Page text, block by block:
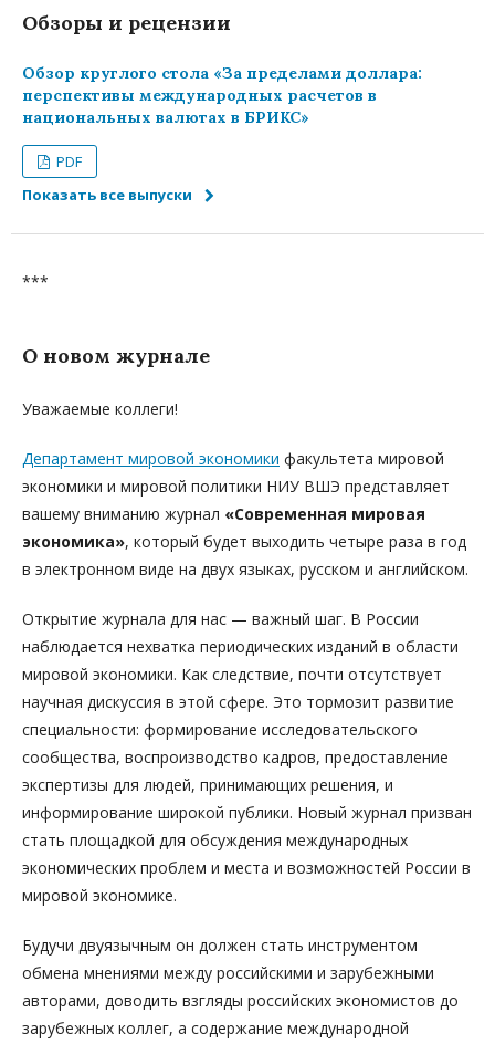
Обзоры и рецензии
Обзор круглого стола «За пределами доллара:
перспективы международных расчетов в
национальных валютах в БРИКС»
PDF
Показать все выпуски
***
О новом журнале
Уважаемые коллеги!
Департамент мировой экономики факультета мировой
экономики и мировой политики НИУ ВШЭ представляет
вашему вниманию журнал «Современная мировая
экономика», который будет выходить четыре раза в год
в электронном виде на двух языках, русском и английском.
Открытие журнала для нас — важный шаг. В России
наблюдается нехватка периодических изданий в области
мировой экономики. Как следствие, почти отсутствует
научная дискуссия в этой сфере. Это тормозит развитие
специальности: формирование исследовательского
сообщества, воспроизводство кадров, предоставление
экспертизы для людей, принимающих решения, и
информирование широкой публики. Новый журнал призван
стать площадкой для обсуждения международных
экономических проблем и места и возможностей России в
мировой экономике.
Будучи двуязычным он должен стать инструментом
обмена мнениями между российскими и зарубежными
авторами, доводить взгляды российских экономистов до
зарубежных коллег, а содержание международной